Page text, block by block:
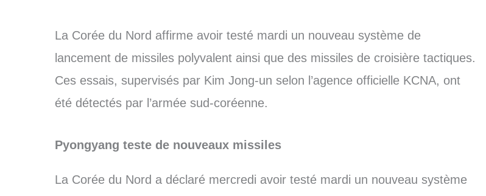
La Corée du Nord affirme avoir testé mardi un nouveau système de
lancement de missiles polyvalent ainsi que des missiles de croisière tactiques.
Ces essais, supervisés par Kim Jong-un selon l’agence officielle KCNA, ont
été détectés par l’armée sud-coréenne.
Pyongyang teste de nouveaux missiles
La Corée du Nord a déclaré mercredi avoir testé mardi un nouveau système